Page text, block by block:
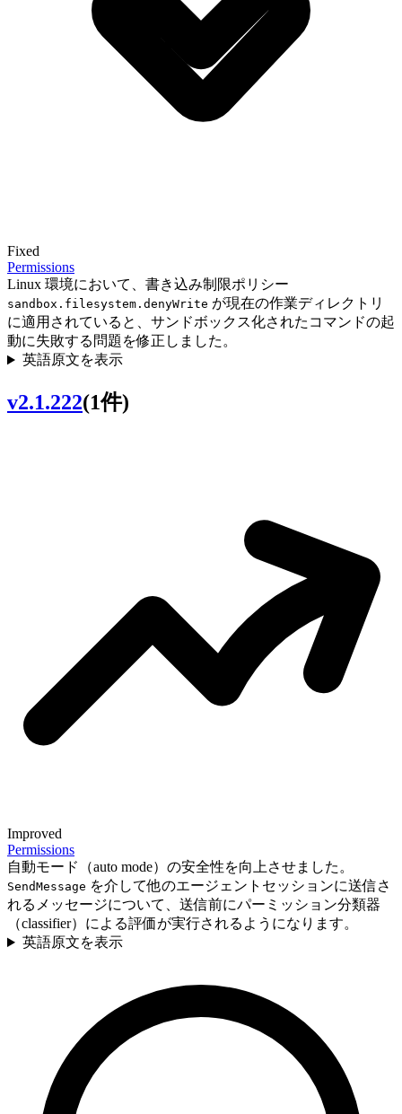
Fixed
Permissions
Linux 環境において、書き込み制限ポリシー
sandbox.filesystem.denyWrite が現在の作業ディレクトリ
に適用されていると、サンドボックス化されたコマンドの起
動に失敗する問題を修正しました。
英語原文を表示
v2.1.222(1件)
Improved
Permissions
自動モード（auto mode）の安全性を向上させました。
SendMessage を介して他のエージェントセッションに送信さ
れるメッセージについて、送信前にパーミッション分類器
（classifier）による評価が実行されるようになります。
英語原文を表示